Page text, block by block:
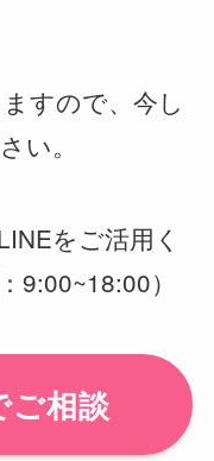
すので、今し
い。
をご活用く
9:00~18:00）
ご相談